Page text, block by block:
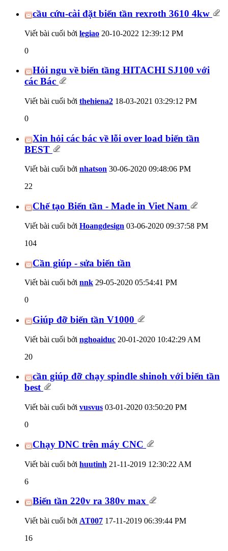
cầu cứu-cài đặt biến tần rexroth 3610 4kw
Viết bài cuối bởi legiao 20-10-2022 12:39:12 PM
0
Hỏi ngu về biến tầng HITACHI SJ100 với
các Bác
Viết bài cuối bởi thehiena2 18-03-2021 03:29:12 PM
0
Xin hỏi các bác về lỗi over load biến tần
BEST
Viết bài cuối bởi nhatson 30-06-2020 09:48:06 PM
22
Chế tạo Biến tần - Made in Viet Nam
Viết bài cuối bởi Hoangdesign 03-06-2020 09:37:58 PM
104
Cần giúp - sửa biến tần
Viết bài cuối bởi nnk 29-05-2020 05:54:41 PM
0
Giúp đỡ biến tần V1000
Viết bài cuối bởi nghoaiduc 20-01-2020 10:42:29 AM
20
cần giúp đỡ chạy spindle shinoh với biến tần
best
Viết bài cuối bởi vusvus 03-01-2020 03:50:20 PM
0
Chạy DNC trên máy CNC
Viết bài cuối bởi huutinh 21-11-2019 12:30:22 AM
6
Biến tần 220v ra 380v max
Viết bài cuối bởi AT007 17-11-2019 06:39:44 PM
16